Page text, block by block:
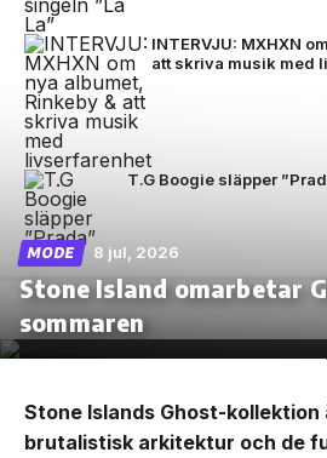
INTERVJU: MXHXN
att skriva musik med
T.G Boogie släpper
MODE 8 jul, 2026
Stone Island omarbetar
sommaren
Stone Islands Ghost-
brutalistisk arkitektur och de